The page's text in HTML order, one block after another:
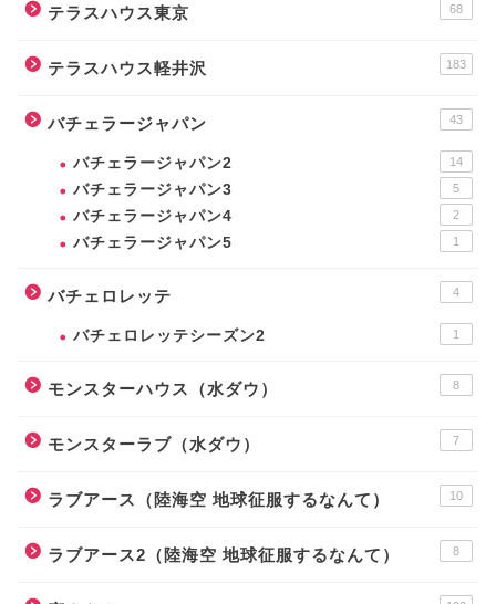
テラスハウス東京 68
テラスハウス軽井沢 183
バチェラージャパン 43
バチェラージャパン2 14
バチェラージャパン3 5
バチェラージャパン4 2
バチェラージャパン5 1
バチェロレッテ 4
バチェロレッテシーズン2 1
モンスターハウス（水ダウ） 8
モンスターラブ（水ダウ） 7
ラブアース（陸海空 地球征服するなんて） 10
ラブアース2（陸海空 地球征服するなんて） 8